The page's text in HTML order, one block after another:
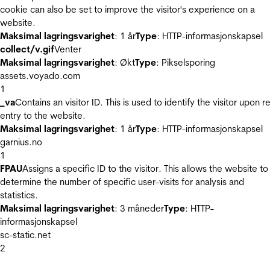
cookie can also be set to improve the visitor's experience on a
website.
Maksimal lagringsvarighet: 1 årType: HTTP-informasjonskapsel
collect/v.gifVenter
Maksimal lagringsvarighet: ØktType: Pikselsporing
assets.voyado.com
1
_vaContains an visitor ID. This is used to identify the visitor upon
entry to the website.
Maksimal lagringsvarighet: 1 årType: HTTP-informasjonskapsel
garnius.no
1
FPAUAssigns a specific ID to the visitor. This allows the website to
determine the number of specific user-visits for analysis and
statistics.
Maksimal lagringsvarighet: 3 månederType: HTTP-
informasjonskapsel
sc-static.net
2